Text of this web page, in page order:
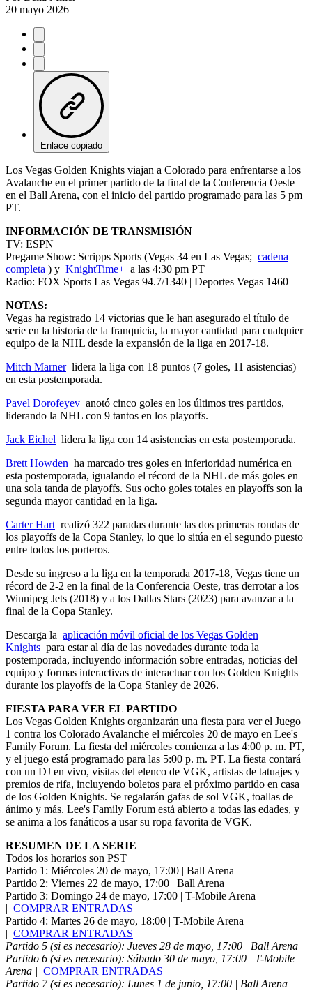
20 mayo 2026
Enlace copiado
Los Vegas Golden Knights viajan a Colorado para enfrentarse a los
Avalanche en el primer partido de la final de la Conferencia Oeste
en el Ball Arena, con el inicio del partido programado para las 5 pm
PT.
INFORMACIÓN DE TRANSMISIÓN
TV: ESPN
Pregame Show: Scripps Sports (Vegas 34 en Las Vegas; cadena
completa ) y KnightTime+ a las 4:30 pm PT
Radio: FOX Sports Las Vegas 94.7/1340 | Deportes Vegas 1460
NOTAS:
Vegas ha registrado 14 victorias que le han asegurado el título de
serie en la historia de la franquicia, la mayor cantidad para cualquier
equipo de la NHL desde la expansión de la liga en 2017-18.
Mitch Marnerlidera la liga con 18 puntos (7 goles, 11 asistencias)
en esta postemporada.
Pavel Dorofeyev anotó cinco goles en los últimos tres partidos,
liderando la NHL con 9 tantos en los playoffs.
Jack Eichel lidera la liga con 14 asistencias en esta postemporada.
Brett Howden ha marcado tres goles en inferioridad numérica en
esta postemporada, igualando el récord de la NHL de más goles en
una sola tanda de playoffs. Sus ocho goles totales en playoffs son la
segunda mayor cantidad en la liga.
Carter Hart realizó 322 paradas durante las dos primeras rondas de
los playoffs de la Copa Stanley, lo que lo sitúa en el segundo puesto
entre todos los porteros.
Desde su ingreso a la liga en la temporada 2017-18, Vegas tiene un
récord de 2-2 en la final de la Conferencia Oeste, tras derrotar a los
Winnipeg Jets (2018) y a los Dallas Stars (2023) para avanzar a la
final de la Copa Stanley.
Descarga la aplicación móvil oficial de los Vegas Golden
Knights para estar al día de las novedades durante toda la
postemporada, incluyendo información sobre entradas, noticias del
equipo y formas interactivas de interactuar con los Golden Knights
durante los playoffs de la Copa Stanley de 2026.
FIESTA PARA VER EL PARTIDO
Los Vegas Golden Knights organizarán una fiesta para ver el Juego
1 contra los Colorado Avalanche el miércoles 20 de mayo en Lee's
Family Forum. La fiesta del miércoles comienza a las 4:00 p. m. PT,
y el juego está programado para las 5:00 p. m. PT. La fiesta contará
con un DJ en vivo, visitas del elenco de VGK, artistas de tatuajes y
premios de rifa, incluyendo boletos para el próximo partido en casa
de los Golden Knights. Se regalarán gafas de sol VGK, toallas de
ánimo y más. Lee's Family Forum está abierto a todas las edades, y
se anima a los fanáticos a usar su ropa favorita de VGK.
RESUMEN DE LA SERIE
Todos los horarios son PST
Partido 1: Miércoles 20 de mayo, 17:00 | Ball Arena
Partido 2: Viernes 22 de mayo, 17:00 | Ball Arena
Partido 3: Domingo 24 de mayo, 17:00 | T-Mobile Arena
| COMPRAR ENTRADAS
Partido 4: Martes 26 de mayo, 18:00 | T-Mobile Arena
| COMPRAR ENTRADAS
Partido 5 (si es necesario): Jueves 28 de mayo, 17:00 | Ball Arena
Partido 6 (si es necesario): Sábado 30 de mayo, 17:00 | T-Mobile
Arena | COMPRAR ENTRADAS
Partido 7 (si es necesario): Lunes 1 de junio, 17:00 | Ball Arena